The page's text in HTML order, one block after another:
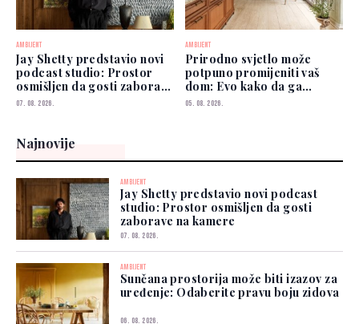
AMBIJENT
Jay Shetty predstavio novi
podcast studio: Prostor
osmišljen da gosti zaborave
na kamere
07. 08. 2026.
AMBIJENT
Prirodno svjetlo može
potpuno promijeniti vaš
dom: Evo kako da ga
iskoristite
05. 08. 2026.
Najnovije
AMBIJENT
Jay Shetty predstavio novi podcast
studio: Prostor osmišljen da gosti
zaborave na kamere
07. 08. 2026.
AMBIJENT
Sunčana prostorija može biti izazov za
uređenje: Odaberite pravu boju zidova
06. 08. 2026.